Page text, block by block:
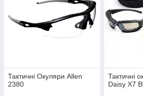
Тактичні Окуляри Allen
2380
Тактичні
Daisy X7